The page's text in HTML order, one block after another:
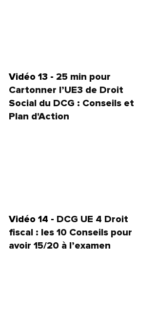
Vidéo 13 - 25 min pour
Cartonner l’UE3 de Droit
Social du DCG : Conseils et
Plan d'Action
Vidéo 14 - DCG UE 4 Droit
fiscal : les 10 Conseils pour
avoir 15/20 à l’examen